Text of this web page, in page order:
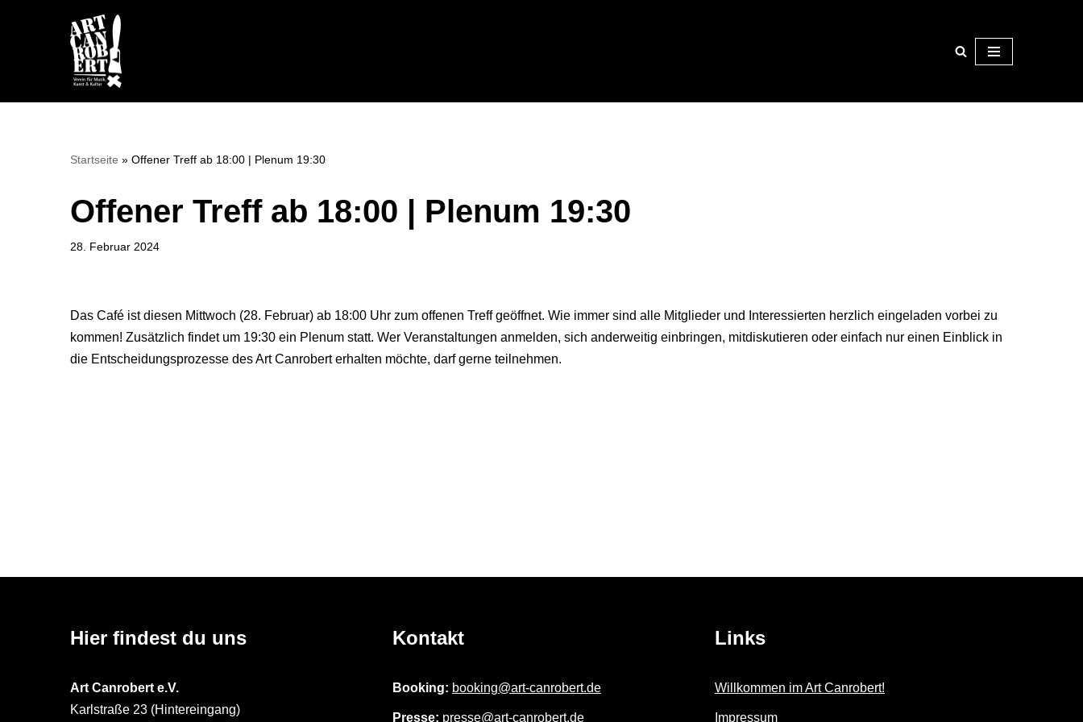
Startseite » Offener Treff ab 18:00 | Plenum 19:30
Offener Treff ab 18:00 | Plenum 19:30
28. Februar 2024
Das Café ist diesen Mittwoch (28. Februar) ab 18:00 Uhr zum offenen Treff geöffnet. Wie immer sind alle Mitglieder und Interessierten herzlich eingeladen vorbei zu
kommen! Zusätzlich findet um 19:30 ein Plenum statt. Wer Veranstaltungen anmelden, sich anderweitig einbringen, mitdiskutieren oder einfach nur einen Einblick in
die Entscheidungsprozesse des Art Canrobert erhalten möchte, darf gerne teilnehmen.
Hier findest du uns
Art Canrobert e.V.
Karlstraße 23 (Hintereingang)
Kontakt
Booking: booking@art-canrobert.de
Presse: presse@art-canrobert.de
Links
Willkommen im Art Canrobert!
Impressum